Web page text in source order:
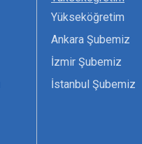
Yükseköğretim
Ankara Şubemiz
İzmir Şubemiz
İstanbul Şubemiz